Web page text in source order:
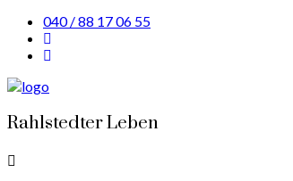
040 / 88 17 06 55
Rahlstedter Leben